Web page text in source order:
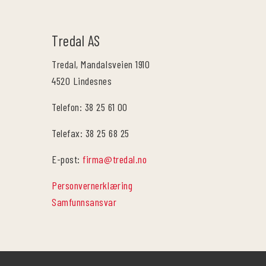
Tredal AS
Tredal, Mandalsveien 1910
4520 Lindesnes
Telefon: 38 25 61 00
Telefax: 38 25 68 25
E-post:firma@tredal.no
Personvernerklæring
Samfunnsansvar